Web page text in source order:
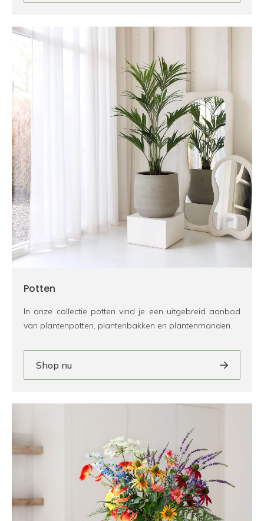
Potten
In onze collectie potten vind je een uitgebreid aanbod
van plantenpotten, plantenbakken en plantenmanden.
Shop nu